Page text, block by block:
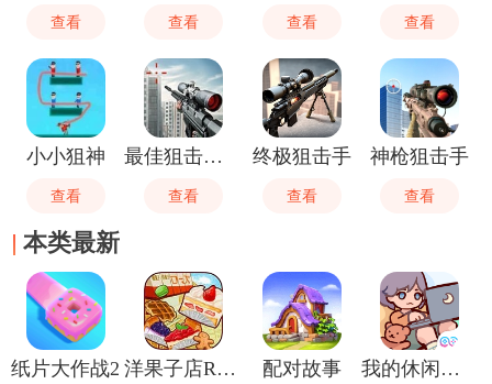
查看 查看 查看 查看
小小狙神
查看
最佳狙击猎手
查看
终极狙击手
查看
神枪狙击手
查看
本类最新
纸片大作战2 洋果子店ROSE 配对故事 我的休闲时光